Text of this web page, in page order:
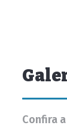
Confira